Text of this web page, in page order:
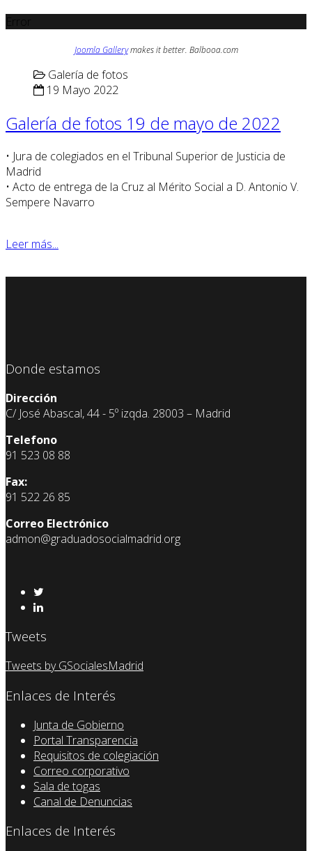
Joomla Gallerymakes it better. Balbooa.com
Galería de fotos
19 Mayo 2022
Galería de fotos 19 de mayo de 2022
• Jura de colegiados en el Tribunal Superior de Justicia de
Madrid
• Acto de entrega de la Cruz al Mérito Social a D. Antonio V.
Sempere Navarro
Leer más...
Donde estamos
Dirección
C/ José Abascal, 44 - 5º izqda. 28003 – Madrid
Telefono
91 523 08 88
Fax:
91 522 26 85
Correo Electrónico
admon@graduadosocialmadrid.org
Tweets
Tweets by GSocialesMadrid
Enlaces de Interés
Junta de Gobierno
Portal Transparencia
Requisitos de colegiación
Correo corporativo
Sala de togas
Canal de Denuncias
Enlaces de Interés